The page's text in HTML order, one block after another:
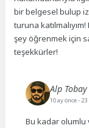
bir belgesel bulup
turuna
şey öğrenmek için
teşekkürler!
Alp Tobay
10 ay önce- 23
Bu kadar olumlu